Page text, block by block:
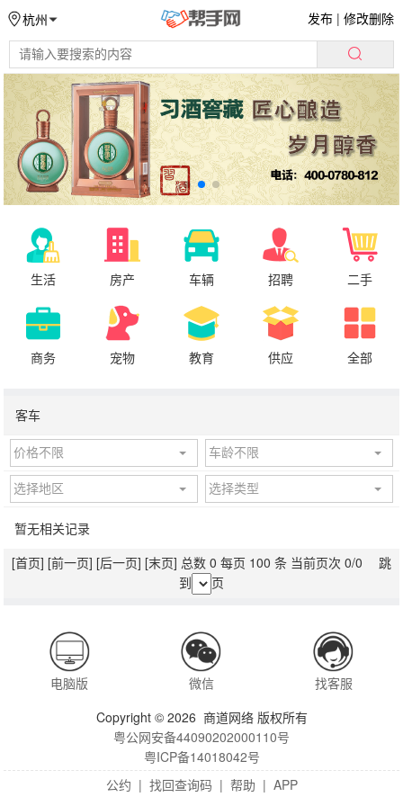
杭州 发布 |修改删除
生活 房产 车辆 招聘 二手
商务 宠物 教育 供应 全部
客车
价格不限 车龄不限
选择地区 选择类型
暂无相关记录
[首页] [前一页] [后一页] [末页] 总数 0 每页 100 条 当前页次 0/0 跳
到
页
电脑版 微信
找客服
Copyright © 2026 商道网络 版权所有
粤公网安备44090202000110号
粤ICP备14018042号
公约 | 找回查询码 | 帮助 | APP